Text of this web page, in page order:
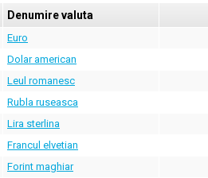
Denumire valuta
Euro
Dolar american
Leul romanesc
Rubla ruseasca
Lira sterlina
Francul elvetian
Forint maghiar